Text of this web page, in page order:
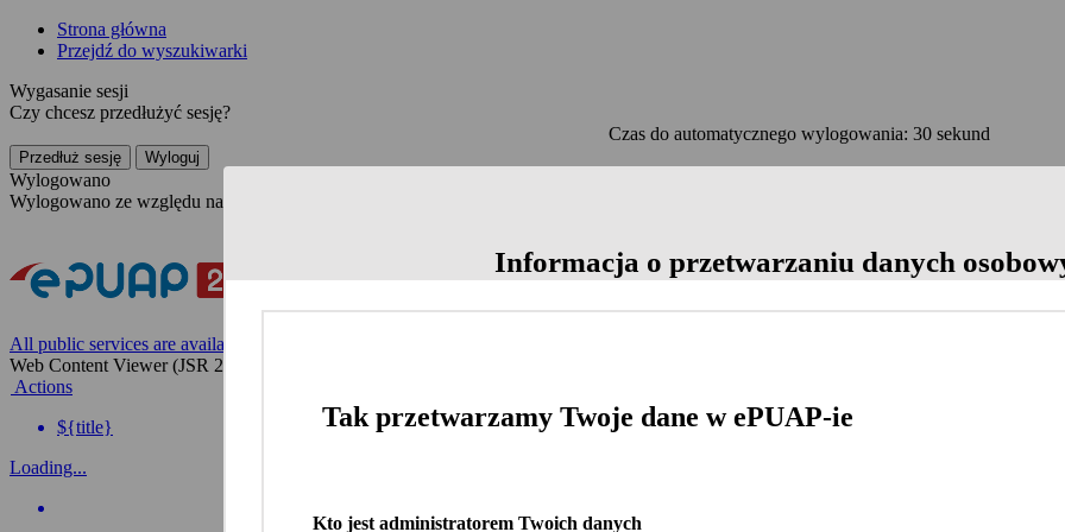
Strona główna
Przejdź do wyszukiwarki
Wygasanie sesji
Czy chcesz przedłużyć sesję?
Czas do automatycznego wylogowania: 30 sekund
Przedłuż sesję Wyloguj
Wylogowano
Wylogowano ze względu na nieaktywność
All public services are available on the Polish website
Informacja o przetwarzaniu danych
Tak przetwarzamy Twoje dane w ePUAP-ie
Kto jest administratorem Twoich danych
Web Content Viewer (JSR 286)
Actions
${title}
Loading...